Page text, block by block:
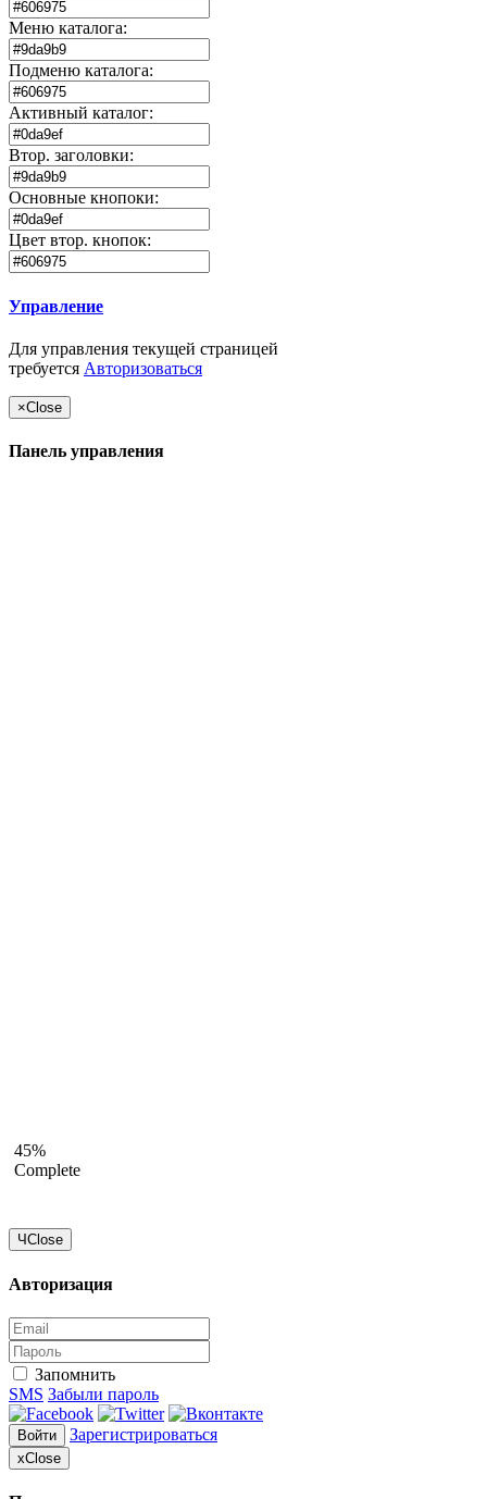
Меню каталога:
Подменю каталога:
Активный каталог:
Втор. заголовки:
Основные кнопоки:
Цвет втор. кнопок:
Управление
Для управления текущей страницей
требуется Авторизоваться
×Close
Панель управления
45%
Complete
ЧClose
Авторизация
Запомнить
SMS Забыли пароль
Войти Зарегистрироваться
xClose